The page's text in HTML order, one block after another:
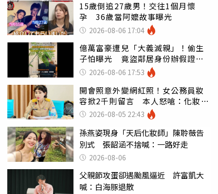
15歲倒追27歲男！交往1個月懷
孕 36歲當阿嬤故事曝光
2026-08-06 17:04
億萬富豪遭兒「大義滅親」！偷生
子怕曝光 竟盜鄰居身份辦假證落
戶 2026-08-06 17:53
開會照意外變網紅照！女公務員妝
容掀2千則留言 本人怒嗆：化妝有
錯嗎2026-08-05 22:43
孫燕姿現身「天后化妝師」陳聆薇告
別式 張韶涵不捨喊：一路好走
2026-08-06
父親節攻蛋卻遇颱風逼近 許富凱大
喊：白海豚退散